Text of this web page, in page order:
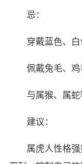
忌：
穿戴蓝色、白
佩戴兔毛、鸡
与属猴、属蛇
建议：
属虎人性格